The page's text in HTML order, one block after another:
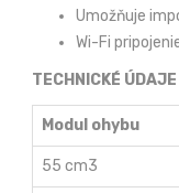
Umožňuje
Wi-Fi
TECHNICKÉ
Modul ohybu
55 cm3